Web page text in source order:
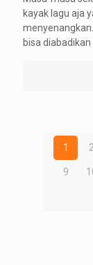
kayak lagu aja
bisa diabadikan
1 2
9